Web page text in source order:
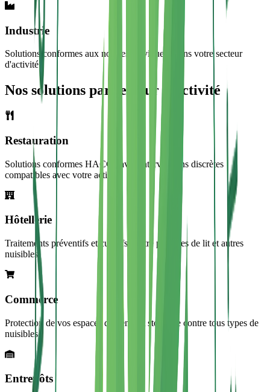
Industrie
Solutions conformes aux normes en vigueur dans votre secteur
d'activité
Nos solutions par secteur d'activité
Restauration
Solutions conformes HACCP avec interventions discrètes
compatibles avec votre activité
Hôtellerie
Traitements préventifs et curatifs contre punaises de lit et autres
nuisibles
Commerce
Protection de vos espaces de vente et stockage contre tous types de
nuisibles
Entrepôts